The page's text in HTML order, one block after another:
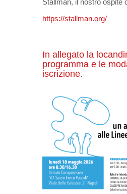
Stallman, il nostro ospite
https://stallman.org/
In allegato la
programma e le
iscrizione.